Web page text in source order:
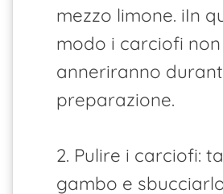
mezzo limone. iIn
modo i carciofi non
anneriranno
preparazione.
2. Pulire i carciofi:
gambo e